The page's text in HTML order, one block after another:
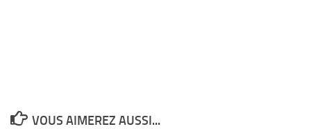
VOUS AIMEREZ AUSSI...